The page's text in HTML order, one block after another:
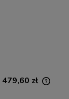
479,60 zł